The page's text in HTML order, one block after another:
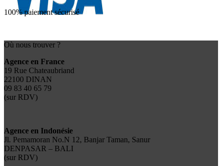
100% paiement sécurisé
Où nous trouver ?
Agence en France
19 Rue Chateaubriand
22100 DINAN
09 83 40 65 79
(sur RDV)
Agence en Indonésie
Jl. Pemamoran No.N 12, Banjar Taman, Sanur
DENPASAR – BALI
(sur RDV)